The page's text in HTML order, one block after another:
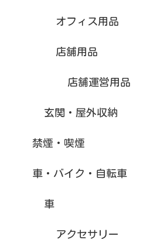
オフィス用品
店舗用品
店舗運営用品
玄関・屋外収納
禁煙・喫煙
車・バイク・自転車
車
アクセサリー